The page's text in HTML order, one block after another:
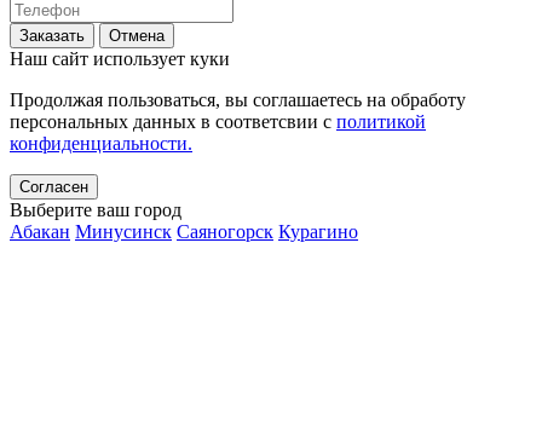
Заказать Отмена
Наш сайт использует куки
Продолжая пользоваться, вы соглашаетесь на обработу
персональных данных в соответсвии с политикой
конфиденциальности.
Согласен
Выберите ваш город
Абакан Минусинск Саяногорск Курагино